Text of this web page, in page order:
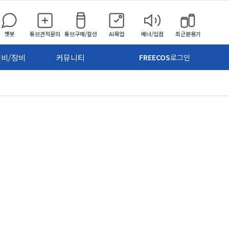
챗봇 튜브견적문의 튜브구매/칼선 AI목업 배너/입점 최근본용기
/장비 커뮤니티 FREECOS로그인